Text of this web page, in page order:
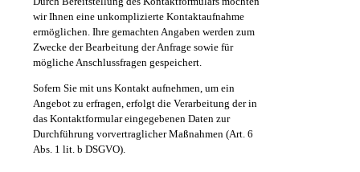
wir Ihnen eine unkomplizierte Kontaktaufnahme
ermöglichen. Ihre gemachten Angaben werden zum
Zwecke der Bearbeitung der Anfrage sowie für
mögliche Anschlussfragen gespeichert.
Sofern Sie mit uns Kontakt aufnehmen, um ein
Angebot zu erfragen, erfolgt die Verarbeitung der in
das Kontaktformular eingegebenen Daten zur
Durchführung vorvertraglicher Maßnahmen (Art. 6
Abs. 1 lit. b DSGVO).